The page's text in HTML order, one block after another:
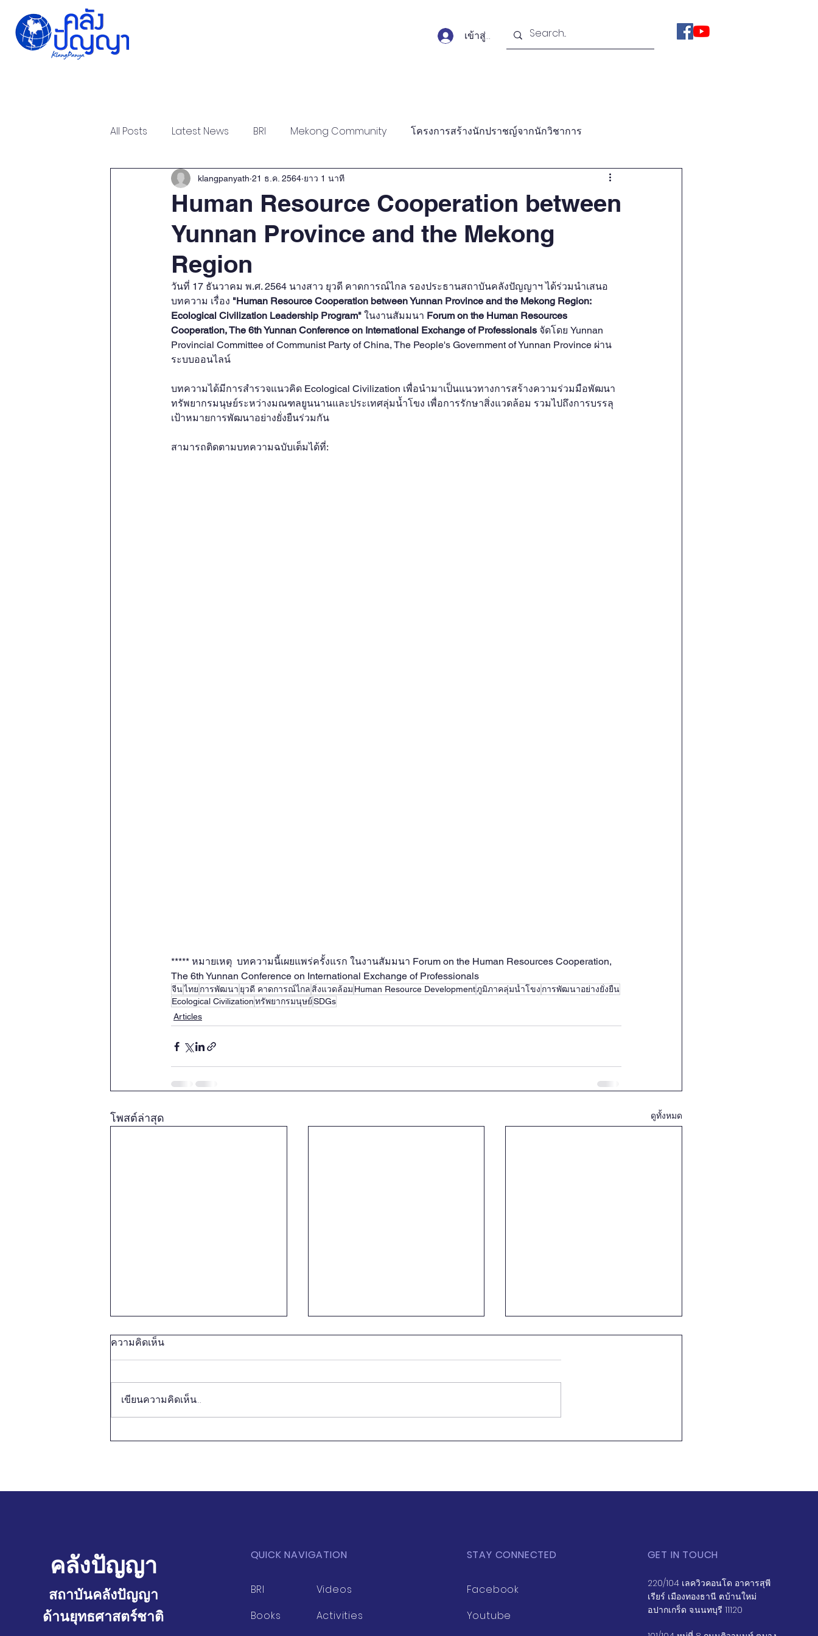
เข้าสู่ระบบ
All Posts Latest News BRI Mekong Community โครงการสร้างนักปราชญ์จากนักวิชาการ
Strategic Forum Think Tank Forum Academic Forum Ambassadors Forums
Research Articles Policy Briefs Books News articles World Think Tank Mornitor
OBOR Monitor East & Southeast Asia Monitor
Activities video2022 video2021 video2020 video2019 video2018 video2017
Human Resource Cooperation between
Yunnan Province and the Mekong
Region
klangpanyath 21 ธ.ค. 2564 ยาว 1 นาที
วันที่ 17 ธันวาคม พ.ศ. 2564 นางสาว ยุวดี คาดการณ์ไกล รองประธานสถาบันคลังปัญญาฯ ได้ร่วมนำเสนอ
บทความ เรื่อง "Human Resource Cooperation between Yunnan Province and the Mekong Region:
Ecological Civilization Leadership Program" ในงานสัมมนา Forum on the Human Resources
Cooperation, The 6th Yunnan Conference on International Exchange of Professionals จัดโดย Yunnan
Provincial Committee of Communist Party of China, The People's Government of Yunnan Province ผ่าน
ระบบออนไลน์
บทความได้มีการสำรวจแนวคิด Ecological Civilization เพื่อนำมาเป็นแนวทางการสร้างความร่วมมือพัฒนา
ทรัพยากรมนุษย์ระหว่างมณฑลยูนนานและประเทศลุ่มน้ำโขง เพื่อการรักษาสิ่งแวดล้อม รวมไปถึงการบรรลุ
เป้าหมายการพัฒนาอย่างยั่งยืนร่วมกัน
สามารถติดตามบทความฉบับเต็มได้ที่:
***** หมายเหตุ  บทความนี้เผยแพร่ครั้งแรก ในงานสัมมนา Forum on the Human Resources Cooperation,
The 6th Yunnan Conference on International Exchange of Professionals
จีนไทย การพัฒนา ยุวดี คาดการณ์ไกล สิ่งแวดล้อม Human Resource Developmentภูมิภาคลุ่มน้ำโขง การพัฒนาอย่างยั่งยืน
Ecological Civilizationทรัพยากรมนุษย์SDGs
Articles
โพสต์ล่าสุด ดูทั้งหมด
โลกเปลี่ยน แต่องค์การระหว่าง
อำนาจใหม่ โดย คิชอร์ มาห์บู
การเปลี่ยนแปลงประเทศไปสู่
ความคิดเห็น
เขียนความคิดเห็น…
คลังปัญญา
สถาบันคลังปัญญา
ด้านยุทธศาสตร์ชาติ
QUICK NAVIGATION
BRI
Books
Videos
Activities
STAY CONNECTED
Facebook
Youtube
GET IN TOUCH
220/104 เลควิวคอนโด อาคารสุพี
เรียร์ เมืองทองธานี ต.บ้านใหม่
อ.ปากเกร็ด จ.นนทบุรี 11120